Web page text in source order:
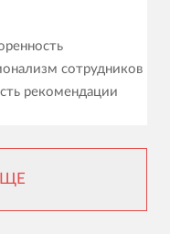
сотрудников
рекомендации